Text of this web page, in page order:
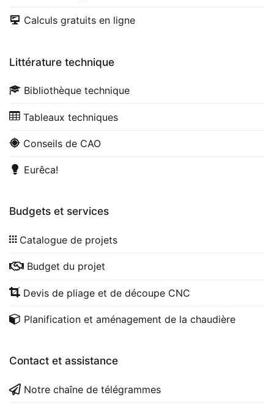
Calculs gratuits en ligne
Littérature technique
Bibliothèque technique
Tableaux techniques
Conseils de CAO
Eurêca!
Budgets et services
Catalogue de projets
Budget du projet
Devis de pliage et de découpe CNC
Planification et aménagement de la chaudière
Contact et assistance
Notre chaîne de télégrammes